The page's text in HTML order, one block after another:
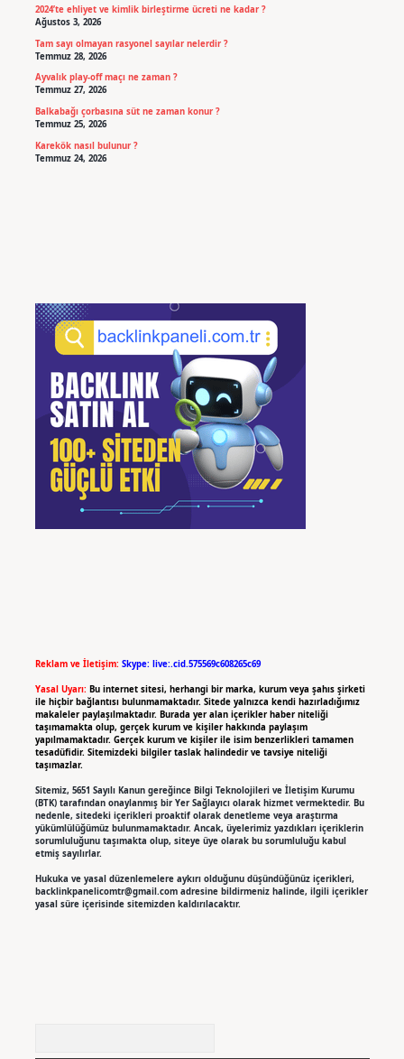
2024’te ehliyet ve kimlik birleştirme ücreti ne kadar ?
Ağustos 3, 2026
Tam sayı olmayan rasyonel sayılar nelerdir ?
Temmuz 28, 2026
Ayvalık play-off maçı ne zaman ?
Temmuz 27, 2026
Balkabağı çorbasına süt ne zaman konur ?
Temmuz 25, 2026
Karekök nasıl bulunur ?
Temmuz 24, 2026
Reklam ve İletişim: Skype: live:.cid.575569c608265c69
Yasal Uyarı: Bu internet sitesi, herhangi bir marka, kurum veya şahıs şirketi
ile hiçbir bağlantısı bulunmamaktadır. Sitede yalnızca kendi hazırladığımız
makaleler paylaşılmaktadır. Burada yer alan içerikler haber niteliği
taşımamakta olup, gerçek kurum ve kişiler hakkında paylaşım
yapılmamaktadır. Gerçek kurum ve kişiler ile isim benzerlikleri tamamen
tesadüfidir. Sitemizdeki bilgiler taslak halindedir ve tavsiye niteliği
taşımazlar.
Sitemiz, 5651 Sayılı Kanun gereğince Bilgi Teknolojileri ve İletişim Kurumu
(BTK) tarafından onaylanmış bir Yer Sağlayıcı olarak hizmet vermektedir. Bu
nedenle, sitedeki içerikleri proaktif olarak denetleme veya araştırma
yükümlülüğümüz bulunmamaktadır. Ancak, üyelerimiz yazdıkları içeriklerin
sorumluluğunu taşımakta olup, siteye üye olarak bu sorumluluğu kabul
etmiş sayılırlar.
Hukuka ve yasal düzenlemelere aykırı olduğunu düşündüğünüz içerikleri,
backlinkpanelicomtr@gmail.comadresine bildirmeniz halinde, ilgili içerikler
yasal süre içerisinde sitemizden kaldırılacaktır.